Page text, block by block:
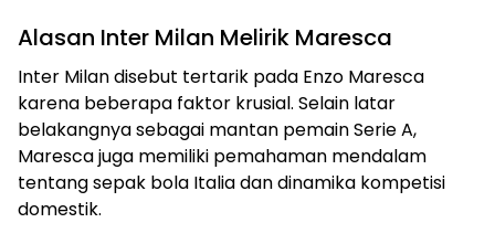
Alasan Inter Milan Melirik Maresca
Inter Milan disebut tertarik pada Enzo Maresca
karena beberapa faktor krusial. Selain latar
belakangnya sebagai mantan pemain Serie A,
Maresca juga memiliki pemahaman mendalam
tentang sepak bola Italia dan dinamika kompetisi
domestik.